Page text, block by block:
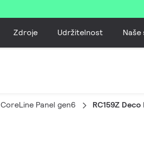
Zdroje Udržitelnost
CoreLine Panel gen6 RC159Z